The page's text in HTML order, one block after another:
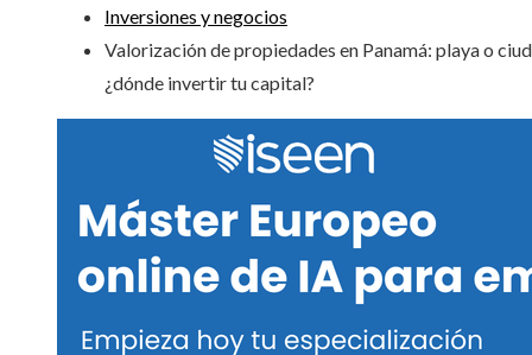
Inversiones y negocios
Valorización de propiedades en Panamá: playa o
¿dónde invertir tu capital?